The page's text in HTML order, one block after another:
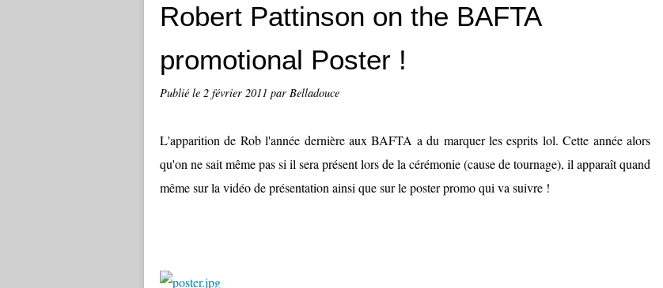
Robert Pattinson on the BAFTA
promotional Poster !
Publié le 2 février 2011 par Belladouce
L'apparition de Rob l'année dernière aux BAFTA a du marquer les esprits lol. Cette année alors
qu'on ne sait même pas si il sera présent lors de la cérémonie (cause de tournage), il apparaît quand
même sur la vidéo de présentation ainsi que sur le poster promo qui va suivre !